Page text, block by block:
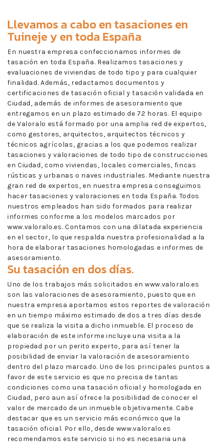
Llevamos a cabo entasaciones en
Tuinejey en toda España
En nuestra empresa confeccionamos informes de
tasación en toda España. Realizamos tasaciones y
evaluaciones de viviendas de todo tipo y para cualquier
finalidad. Además, redactamos documentos y
certificaciones de tasación oficial y tasación validada en
Ciudad, además de informes de asesoramiento que
entregamos en un plazo estimado de 72 horas. El equipo
de Valoralo está formado por una amplia red de expertos,
como gestores, arquitectos, arquitectos técnicos y
técnicos agrícolas, gracias a los que podemos realizar
tasaciones y valoraciones de todo tipo de construcciones
en Ciudad, como viviendas, locales comerciales, fincas
rústicas y urbanas o naves industriales. Mediante nuestra
gran red de expertos, en nuestra empresa conseguimos
hacer tasaciones y valoraciones en toda España. Todos
nuestros empleados han sido formados para realizar
informes conforme a los modelos marcados por
www.valoralo.es. Contamos con una dilatada experiencia
en el sector, lo que respalda nuestra profesionalidad a la
hora de elaborar tasaciones homologadas e informes de
asesoramiento.
Su tasación en dos días.
Uno de los trabajos más solicitados en www.valoralo.es
son las valoraciones de asesoramiento, puesto que en
nuestra empresa aportamos estos reportes de valoración
en un tiempo máximo estimado de dos a tres días desde
que se realiza la visita a dicho inmueble. El proceso de
elaboración de este informe incluye una visita a la
propiedad por un perito experto, para así tener la
posibilidad de enviar la valoración de asesoramiento
dentro del plazo marcado. Uno de los principales puntos a
favor de este servicio es que no precisa de tantas
condiciones como una tasación oficial y homologada en
Ciudad, pero aun así ofrece la posibilidad de conocer el
valor de mercado de un inmueble objetivamente. Cabe
destacar que es un servicio más económico que la
tasación oficial. Por ello, desde www.valoralo.es
recomendamos este servicio si no es necesaria una